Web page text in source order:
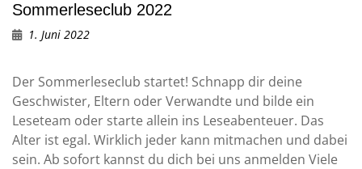
Sommerleseclub 2022
1. Juni 2022
Der Sommerleseclub startet! Schnapp dir deine
Geschwister, Eltern oder Verwandte und bilde ein
Leseteam oder starte allein ins Leseabenteuer. Das
Alter ist egal. Wirklich jeder kann mitmachen und dabei
sein. Ab sofort kannst du dich bei uns anmelden Viele